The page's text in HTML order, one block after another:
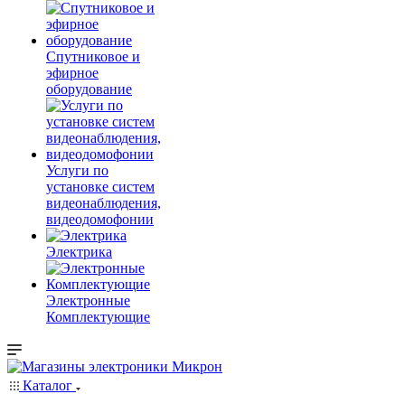
Спутниковое и
эфирное
оборудование
Услуги по
установке систем
видеонаблюдения,
видеодомофонии
Электрика
Электронные
Комплектующие
Каталог